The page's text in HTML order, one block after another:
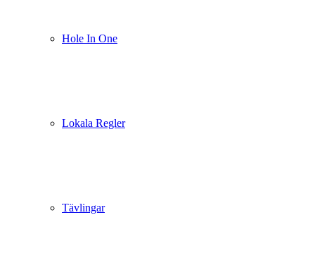
Hole In One
Lokala Regler
Tävlingar